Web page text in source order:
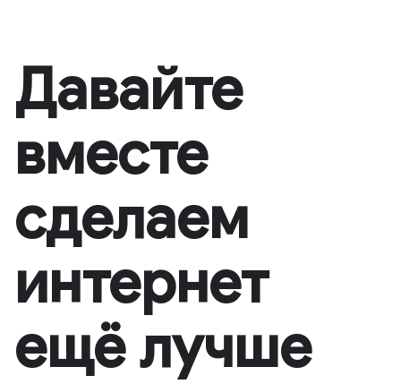
Давайте
вместе
сделаем
интернет
ещё лучше